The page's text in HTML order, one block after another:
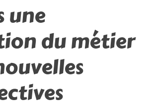
une
du métier